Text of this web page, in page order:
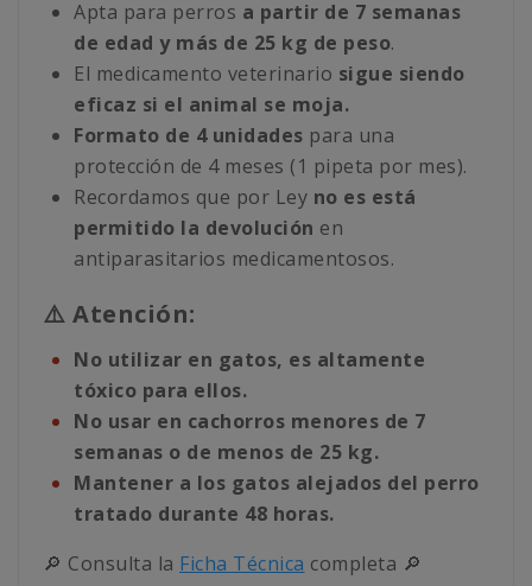
Apta para perros a partir de 7 semanas
de edad y más de 25 kg de peso.
El medicamento veterinario sigue siendo
eficaz si el animal se moja.
Formato de 4 unidades para una
protección de 4 meses (1 pipeta por mes).
Recordamos que por Ley no es está
permitido la devolución en
antiparasitarios medicamentosos.
⚠️ Atención:
No utilizar en gatos, es altamente
tóxico para ellos.
No usar en cachorros menores de 7
semanas o de menos de 25 kg.
Mantener a los gatos alejados del perro
tratado durante 48 horas.
🔎 Consulta la Ficha Técnica completa 🔎